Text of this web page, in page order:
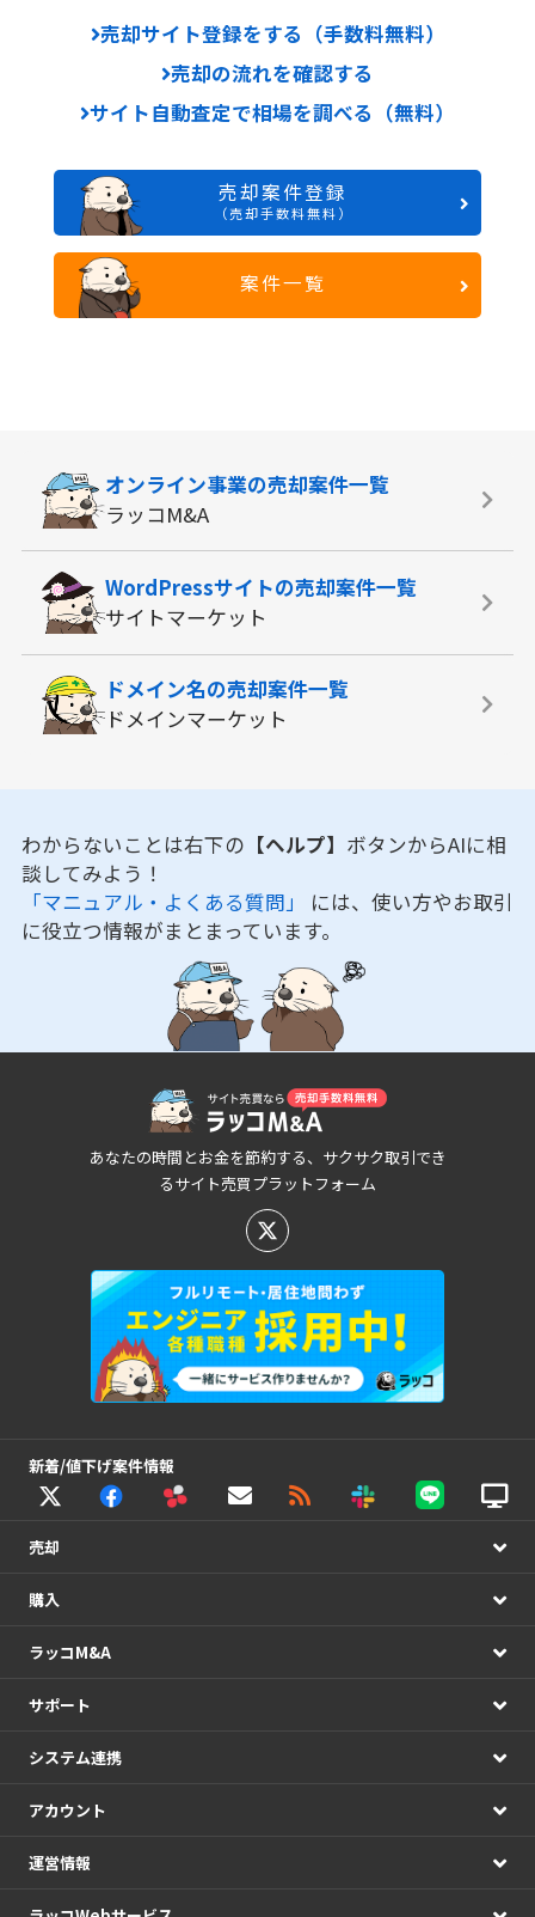
売却サイト登録をする（手数料無料）
売却の流れを確認する
サイト自動査定で相場を調べる（無料）
売却案件登録
（売却手数料無料）
案件一覧
オンライン事業の売却案件一覧
ラッコM&A
WordPressサイトの売却案件一覧
サイトマーケット
ドメイン名の売却案件一覧
ドメインマーケット
わからないことは右下の 【ヘルプ】 ボタンからAIに相
談してみよう！
「マニュアル・よくある質問」 には、使い方やお取引
に役立つ情報がまとまっています。
あなたの時間とお金を節約する、サクサク取引でき
るサイト売買プラットフォーム
新着/値下げ案件情報
売却
購入
ラッコM&A
サポート
システム連携
アカウント
運営情報